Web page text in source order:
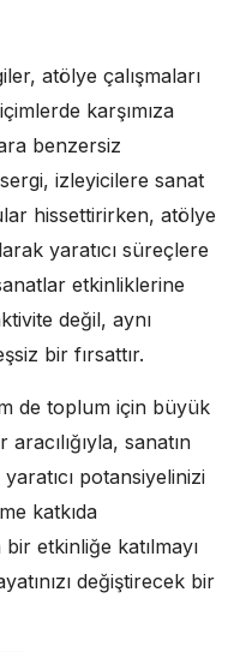
atölye çalışmaları
karşımıza
benzersiz
izleyicilere sanat
hissettirirken, atölye
yaratıcı süreçlere
etkinliklerine
değil, aynı
bir fırsattır.
de toplum için büyük
sanatın
potansiyelinizi
katkıda
etkinliğe katılmayı
değiştirecek bir